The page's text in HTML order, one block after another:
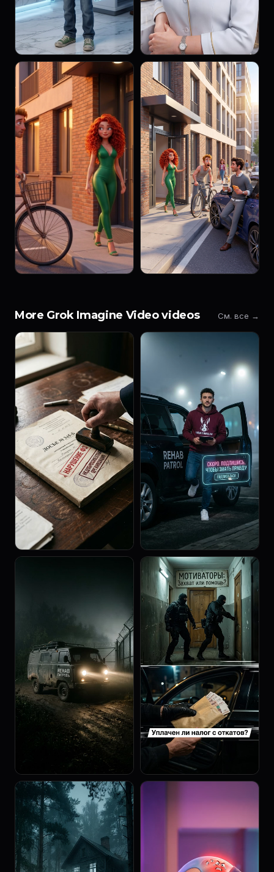
More Grok Imagine Video videos См. все →